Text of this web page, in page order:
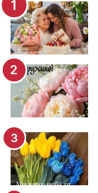
и
н
к
и
с
Д
н
м
р
о
ж
д